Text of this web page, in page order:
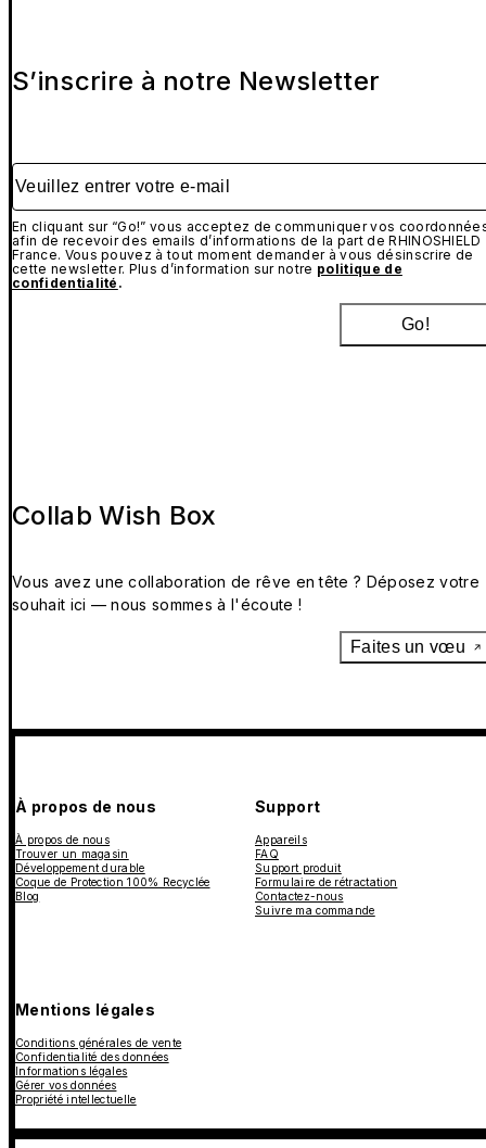
S’inscrire à notre Newsletter
Veuillez entrer votre e-mail
En cliquant sur “Go!” vous acceptez de communiquer vos
afin de recevoir des emails d’informations de la part de RHINOSHIELD
France. Vous pouvez à tout moment demander à vous désinscrire de
cette newsletter. Plus d’information sur notre politique de
confidentialité .
Go!
Collab Wish Box
Vous avez une collaboration de rêve en tête ? Déposez votre
souhait ici — nous sommes à l'écoute !
Faites un vœu
À propos de nous
À propos de nous
Trouver un magasin
Développement durable
Coque de Protection 100% Recyclée
Blog
Support
Appareils
FAQ
Support produit
Formulaire de rétractation
Contactez-nous
Suivre ma commande
Mentions légales
Conditions générales de vente
Confidentialité des données
Informations légales
Gérer vos données
Propriété intellectuelle